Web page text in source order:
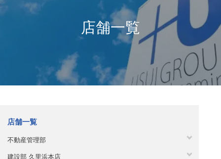
店舗一覧
店舗一覧
不動産管理部
建設部 久里浜本店